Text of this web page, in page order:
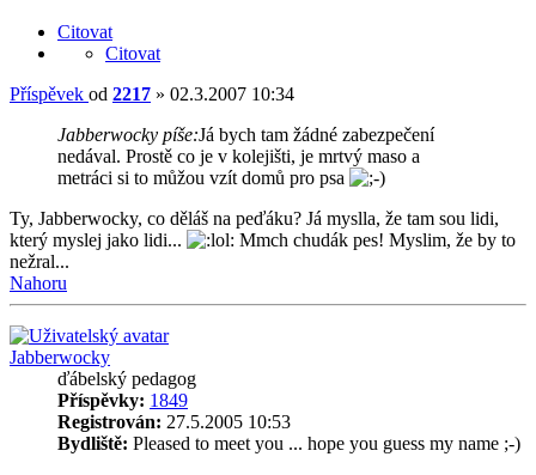
Citovat
Citovat
Příspěvek od 2217 » 02.3.2007 10:34
Jabberwocky píše:Já bych tam žádné zabezpečení
nedával. Prostě co je v kolejišti, je mrtvý maso a
metráci si to můžou vzít domů pro psa
Ty, Jabberwocky, co děláš na peďáku? Já myslla, že tam sou lidi,
který myslej jako lidi...
Mmch chudák pes! Myslim, že by to
nežral...
Nahoru
Jabberwocky
ďábelský pedagog
Příspěvky: 1849
Registrován: 27.5.2005 10:53
Bydliště: Pleased to meet you ... hope you guess my name ;-)